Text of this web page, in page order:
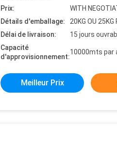
Prix:
WITH
Détails d'emballage:
20KG OU 25KG
Délai de livraison:
15 jours
Capacité
d'approvisionnement:
10000mts par
Meilleur Prix